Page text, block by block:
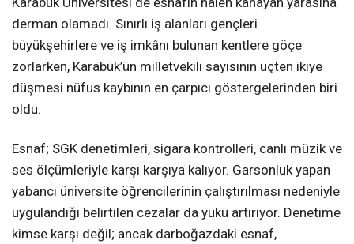
derman olamadı. Sınırlı iş alanları gençleri
büyükşehirlere ve iş imkânı bulunan kentlere göçe
zorlarken, Karabük’ün milletvekili sayısının üçten ikiye
düşmesi nüfus kaybının en çarpıcı göstergelerinden biri
oldu.
Esnaf; SGK denetimleri, sigara kontrolleri, canlı müzik ve
ses ölçümleriyle karşı karşıya kalıyor. Garsonluk yapan
yabancı üniversite öğrencilerinin çalıştırılması nedeniyle
uygulandığı belirtilen cezalar da yükü artırıyor. Denetime
kimse karşı değil; ancak darboğazdaki esnaf,